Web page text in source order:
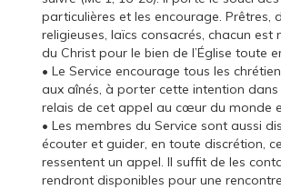
particulières et les encourage. Prêtres,
religieuses, laïcs consacrés, chacun est
du Christ pour le bien de l’Église toute
• Le Service encourage tous les
aux aînés, à porter cette intention
relais de cet appel au cœur du monde
• Les membres du Service sont aussi
écouter et guider, en toute discrétion,
ressentent un appel. Il suffit de les
rendront disponibles pour une